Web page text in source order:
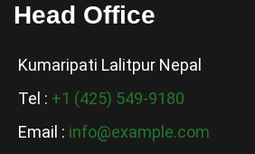
Head Office
Kumaripati Lalitpur Nepal
Tel : +1 (425) 549-9180
Email : info@example.com